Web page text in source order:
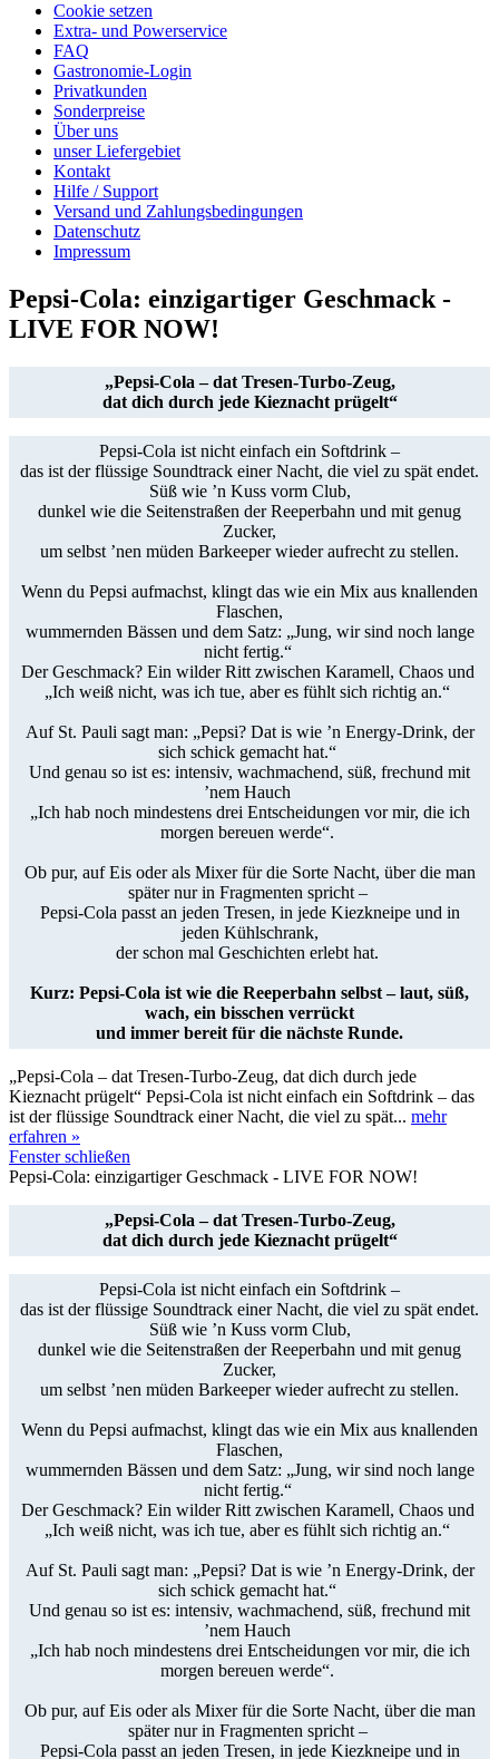
Cookie setzen
Extra- und Powerservice
FAQ
Gastronomie-Login
Privatkunden
Sonderpreise
Über uns
unser Liefergebiet
Kontakt
Hilfe / Support
Versand und Zahlungsbedingungen
Datenschutz
Impressum
Pepsi-Cola: einzigartiger Geschmack -
LIVE FOR NOW!
„Pepsi‑Cola – dat Tresen‑Turbo‑Zeug,
dat dich durch jede Kieznacht prügelt“
Pepsi‑Cola ist nicht einfach ein Softdrink –
das ist der flüssige Soundtrack einer Nacht, die viel zu spät endet.
Süß wie ’n Kuss vorm Club,
dunkel wie die Seitenstraßen der Reeperbahn und mit genug
Zucker,
um selbst ’nen müden Barkeeper wieder aufrecht zu stellen.
Wenn du Pepsi aufmachst, klingt das wie ein Mix aus knallenden
Flaschen,
wummernden Bässen und dem Satz: „Jung, wir sind noch lange
nicht fertig.“
Der Geschmack? Ein wilder Ritt zwischen Karamell, Chaos und
„Ich weiß nicht, was ich tue, aber es fühlt sich richtig an.“
Auf St. Pauli sagt man: „Pepsi? Dat is wie ’n Energy‑Drink, der
sich schick gemacht hat.“
Und genau so ist es: intensiv, wachmachend, süß, frechund mit
’nem Hauch
„Ich hab noch mindestens drei Entscheidungen vor mir, die ich
morgen bereuen werde“.
Ob pur, auf Eis oder als Mixer für die Sorte Nacht, über die man
später nur in Fragmenten spricht –
Pepsi‑Cola passt an jeden Tresen, in jede Kiezkneipe und in
jeden Kühlschrank,
der schon mal Geschichten erlebt hat.
Kurz: Pepsi‑Cola ist wie die Reeperbahn selbst – laut, süß,
wach, ein bisschen verrückt
und immer bereit für die nächste Runde.
„Pepsi‑Cola – dat Tresen‑Turbo‑Zeug, dat dich durch jede
Kieznacht prügelt“ Pepsi‑Cola ist nicht einfach ein Softdrink – das
ist der flüssige Soundtrack einer Nacht, die viel zu spät... mehr
erfahren »
Fenster schließen
Pepsi-Cola: einzigartiger Geschmack - LIVE FOR NOW!
„Pepsi‑Cola – dat Tresen‑Turbo‑Zeug,
dat dich durch jede Kieznacht prügelt“
Pepsi‑Cola ist nicht einfach ein Softdrink –
das ist der flüssige Soundtrack einer Nacht, die viel zu spät endet.
Süß wie ’n Kuss vorm Club,
dunkel wie die Seitenstraßen der Reeperbahn und mit genug
Zucker,
um selbst ’nen müden Barkeeper wieder aufrecht zu stellen.
Wenn du Pepsi aufmachst, klingt das wie ein Mix aus knallenden
Flaschen,
wummernden Bässen und dem Satz: „Jung, wir sind noch lange
nicht fertig.“
Der Geschmack? Ein wilder Ritt zwischen Karamell, Chaos und
„Ich weiß nicht, was ich tue, aber es fühlt sich richtig an.“
Auf St. Pauli sagt man: „Pepsi? Dat is wie ’n Energy‑Drink, der
sich schick gemacht hat.“
Und genau so ist es: intensiv, wachmachend, süß, frechund mit
’nem Hauch
„Ich hab noch mindestens drei Entscheidungen vor mir, die ich
morgen bereuen werde“.
Ob pur, auf Eis oder als Mixer für die Sorte Nacht, über die man
später nur in Fragmenten spricht –
Pepsi‑Cola passt an jeden Tresen, in jede Kiezkneipe und in